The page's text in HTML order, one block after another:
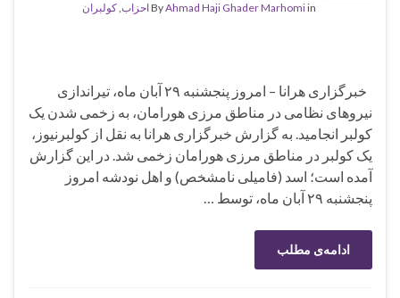
ByAhmad Haji Ghader Marhomiin احزاب کولبران
خبرگزاری هرانا – امروز پنجشنبه ۲۹ آبان ماه، تیراندازی
نیروهای نظامی در مناطق مرزی هورامان، به زخمی شدن یک
کولبر انجامید. به گزارش خبرگزاری هرانا به نقل از کولبرنیوز،
یک کولبر در مناطق مرزی هورامان زخمی شد. در این گزارش
آمده است؛ اسد (فامیلی نامشخص) و اهل نودشه امروز
پنجشنبه ۲۹ آبان ماه، توسط …
ادامه‌ی مطلب